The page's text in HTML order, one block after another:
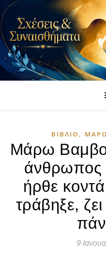
ΒΙΒΛΊΟ ,
Μάρω
άνθρωπος
ήρθε
τράβηξε,
9